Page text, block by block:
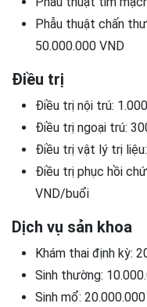
Phẫu thuật chấn
50.000.000 VND
Điều trị
Điều trị nội trú:
Điều trị ngoại trú:
Điều trị vật lý trị
Điều trị phục hồi
VND/buổi
Dịch vụ sản khoa
Khám thai định kỳ:
Sinh thường:
Sinh mổ: